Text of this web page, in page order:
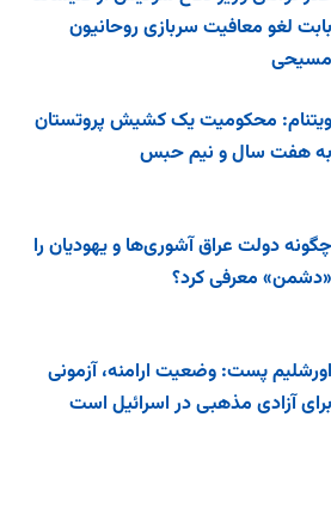
بابت لغو معافیت سربازی روحانیون
مسیحی
ویتنام: محکومیت یک کشیش پروتستان
به هفت سال و نیم حبس
چگونه دولت عراق آشوری‌ها و یهودیان را
«دشمن» معرفی کرد؟
اورشلیم پست: وضعیت ارامنه، آزمونی
برای آزادی مذهبی در اسرائیل است